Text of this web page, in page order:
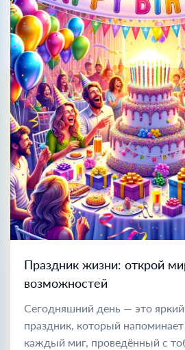
Праздник жизни: открой
возможностей
Сегодняшний день — это
праздник, который
каждый миг, проведённый с